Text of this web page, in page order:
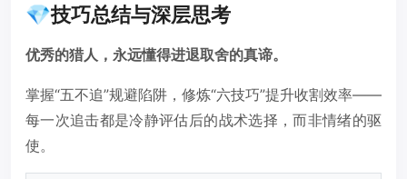
💎技巧总结与深层思考
优秀的猎人，永远懂得进退取舍的真谛。
掌握“五不追”规避陷阱，修炼“六技巧”提升收割效率——
每一次追击都是冷静评估后的战术选择，而非情绪的驱
使。